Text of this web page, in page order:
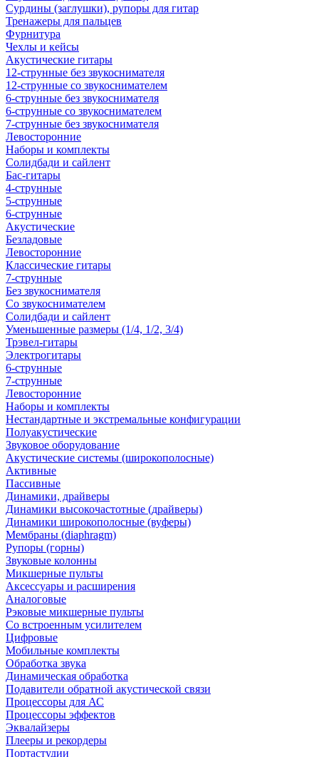
Сурдины (заглушки), рупоры для гитар
Тренажеры для пальцев
Фурнитура
Чехлы и кейсы
Акустические гитары
12-струнные без звукоснимателя
12-струнные со звукоснимателем
6-струнные без звукоснимателя
6-струнные со звукоснимателем
7-струнные без звукоснимателя
Левосторонние
Наборы и комплекты
Солидбади и сайлент
Бас-гитары
4-струнные
5-струнные
6-струнные
Акустические
Безладовые
Левосторонние
Классические гитары
7-струнные
Без звукоснимателя
Со звукоснимателем
Солидбади и сайлент
Уменьшенные размеры (1/4, 1/2, 3/4)
Трэвел-гитары
Электрогитары
6-струнные
7-струнные
Левосторонние
Наборы и комплекты
Нестандартные и экстремальные конфигурации
Полуакустические
Звуковое оборудование
Акустические системы (широкополосные)
Активные
Пассивные
Динамики, драйверы
Динамики высокочастотные (драйверы)
Динамики широкополосные (вуферы)
Мембраны (diaphragm)
Рупоры (горны)
Звуковые колонны
Микшерные пульты
Аксессуары и расширения
Аналоговые
Рэковые микшерные пульты
Со встроенным усилителем
Цифровые
Мобильные комплекты
Обработка звука
Динамическая обработка
Подавители обратной акустической связи
Процессоры для АС
Процессоры эффектов
Эквалайзеры
Плееры и рекордеры
Портастудии